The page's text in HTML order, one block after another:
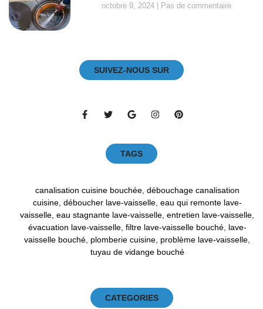
octobre 9, 2024 Pas de commentaire
SUIVEZ-NOUS SUR
TAGS
canalisation cuisine bouchée, débouchage canalisation
cuisine, déboucher lave-vaisselle, eau qui remonte lave-
vaisselle eau stagnante lave-vaisselle entretien lave-vaisselle
évacuation lave-vaisselle, filtre lave-vaisselle bouché, lave-
vaisselle bouché plomberie cuisine problème lave-vaisselle
tuyau de vidange bouché
CATEGORIES